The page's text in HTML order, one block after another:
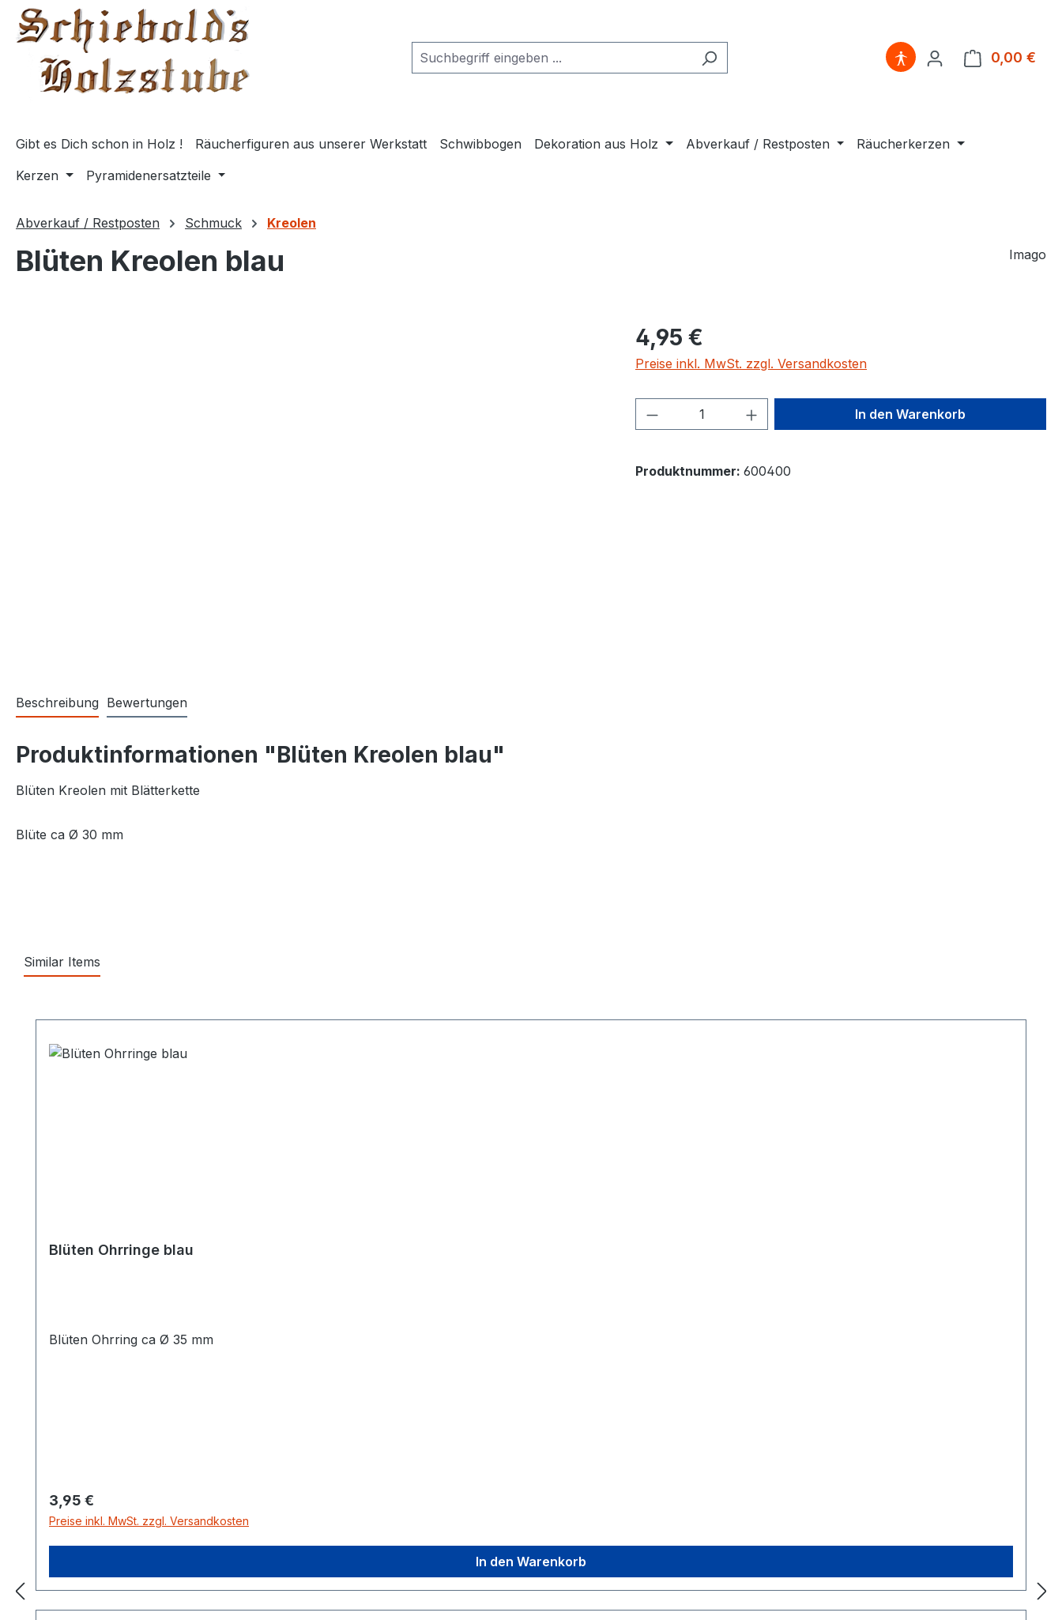
Zur Hauptnavigation springen
0,00 €
Gibt es Dich schon in Holz ! Räucherfiguren aus unserer Werkstatt Schwibbogen Dekoration aus Holz Abverkauf / Restposten
Räucherkerzen
Kerzen
Pyramidenersatzteile
Abverkauf / Restposten Schmuck Kreolen
Blüten Kreolen blau Imago
4,95 €
Preise inkl. MwSt. zzgl. Versandkosten
Produkt Anzahl: Gib den gewünschten Wert
In den Warenkorb
Produktnummer: 600400
Beschreibung Bewertungen
Produktinformationen "Blüten Kreolen blau"
Blüten Kreolen mit Blätterkette
Blüte ca Ø 30 mm
Similar Items
Blüten Ohrringe blau
Blüten Ohrring ca Ø 35 mm
Regulärer Preis:
3,95 €
Preise inkl. MwSt. zzgl. Versandkosten
In den Warenkorb